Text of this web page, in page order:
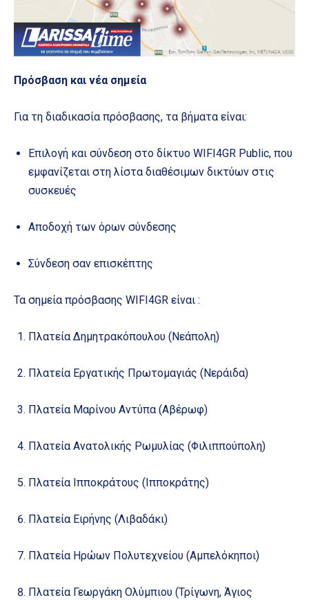
Πρόσβαση και νέα σημεία
Για τη διαδικασία πρόσβασης, τα βήματα είναι:
Επιλογή και σύνδεση στο δίκτυο WIFI4GR Public, που
εμφανίζεται στη λίστα διαθέσιμων δικτύων στις
συσκευές
Αποδοχή των όρων σύνδεσης
Σύνδεση σαν επισκέπτης
Τα σημεία πρόσβασης WIFI4GR είναι :
Πλατεία Δημητρακόπουλου (Νεάπολη)
Πλατεία Εργατικής Πρωτομαγιάς (Νεράιδα)
Πλατεία Μαρίνου Αντύπα (Αβέρωφ)
Πλατεία Ανατολικής Ρωμυλίας (Φιλιππούπολη)
Πλατεία Ιπποκράτους (Ιπποκράτης)
Πλατεία Ειρήνης (Λιβαδάκι)
Πλατεία Ηρώων Πολυτεχνείου (Αμπελόκηποι)
Πλατεία Γεωργάκη Ολύμπιου (Τρίγωνη, Άγιος